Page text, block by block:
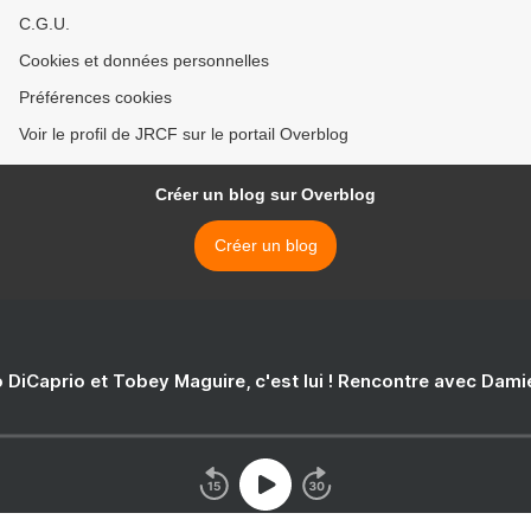
C.G.U.
Cookies et données personnelles
Préférences cookies
Voir le profil de JRCF sur le portail Overblog
Créer un blog sur Overblog
Créer un blog
DiCaprio et Tobey Maguire, c'est lui ! Rencontre avec